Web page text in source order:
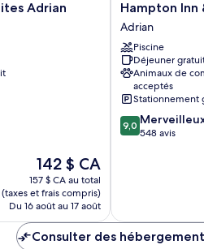
Adrian
Le
prix
est
de
142 $ CA
142 $ CA
157 $ CA au total
(taxes et frais compris)
Du 16 août au 17 août
Hampton
Inn
&
Suites
Adrian
Adrian
Hampton Inn
Adrian
Piscine
Déjeuner
Animaux de
acceptés
Stationnement
9.0
sur
9,0
548 avis
Consulter des